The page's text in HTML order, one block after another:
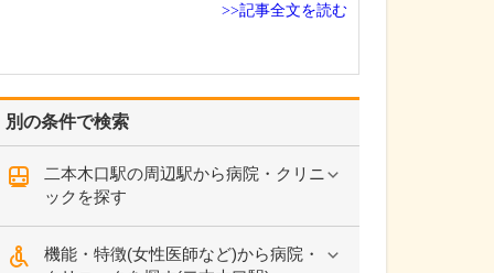
別の条件で検索
二本木口駅の周辺駅から病院・クリニ
ックを探す
機能・特徴(女性医師など)から病院・
>>記事全文を読む